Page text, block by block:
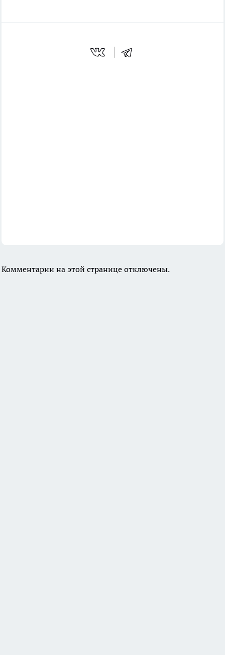
Комментарии на этой странице отключены.